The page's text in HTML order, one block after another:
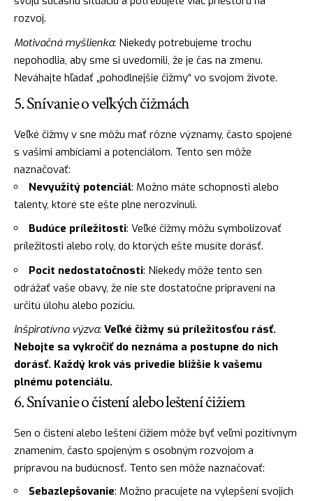
rozvoj.
Motivačná myšlienka: Niekedy potrebujeme trochu
nepohodlia, aby sme si uvedomili, že je čas na zmenu.
Neváhajte hľadať „pohodlnejšie čižmy“ vo svojom živote.
5. Snívanie o veľkých čižmách
Veľké čižmy v sne môžu mať rôzne významy, často spojené
s vašimi ambíciami a potenciálom. Tento sen môže
naznačovať:
Nevyužitý potenciál: Možno máte schopnosti alebo
talenty, ktoré ste ešte plne nerozvinuli.
Budúce príležitosti: Veľké čižmy môžu symbolizovať
príležitosti alebo roly, do ktorých ešte musíte dorásť.
Pocit nedostatočnosti: Niekedy môže tento sen
odrážať vaše obavy, že nie ste dostatočne pripravení na
určitú úlohu alebo pozíciu.
Inšpiratívna výzva: Veľké čižmy sú príležitosťou rásť.
Nebojte sa vykročiť do neznáma a postupne do nich
dorásť. Každý krok vás privedie bližšie k vašemu
plnému potenciálu.
6. Snívanie o čistení alebo leštení čižiem
Sen o čistení alebo leštení čižiem môže byť veľmi pozitívnym
znamením, často spojeným s osobným rozvojom a
prípravou na budúcnosť. Tento sen môže naznačovať:
Sebazlepšovanie: Možno pracujete na vylepšení svojich